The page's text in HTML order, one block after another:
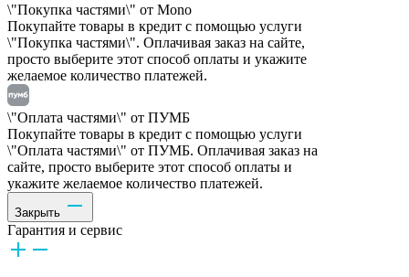
\"Покупка частями\" от Mono
Покупайте товары в кредит с помощью услуги
\"Покупка частями\". Оплачивая заказ на сайте,
просто выберите этот способ оплаты и укажите
желаемое количество платежей.
\"Оплата частями\" от ПУМБ
Покупайте товары в кредит с помощью услуги
\"Оплата частями\" от ПУМБ. Оплачивая заказ на
сайте, просто выберите этот способ оплаты и
укажите желаемое количество платежей.
Закрыть
Гарантия и сервис